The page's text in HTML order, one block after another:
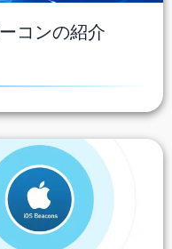
コンの紹介